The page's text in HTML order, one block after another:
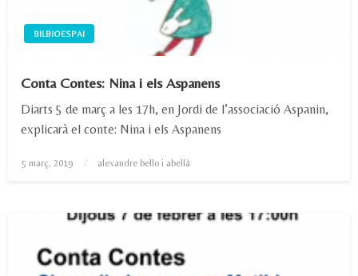
BILBIOESPAI
Conta Contes: Nina i els Aspanens
Diarts 5 de març a les 17h, en Jordi de l’associació Aspanin,
explicarà el conte: Nina i els Aspanens
Posted
5 març, 2019 alexandre bello i abellà